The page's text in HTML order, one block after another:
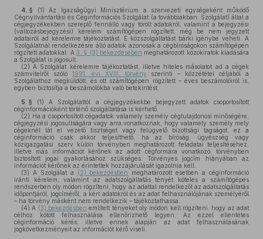
4. § (1) Az Igazságügyi Minisztérium a szervezeti egységeként működő
Cégnyilvántartási és Céginformációs Szolgálat (a továbbiakban: Szolgálat) által a
cégjegyzékekben szereplő fennálló vagy törölt adatokról, valamint a bejegyzési
(változásbejegyzési) kérelem számítógépen rögzített, még be nem jegyzett
adatairól ad kérelemre tájékoztatást. E közszolgáltatást bárki igénybe veheti. A
Szolgálatnál rendelkezésre álló adatok azonosak a cégbíróságokon számítógépen
rögzített adatokkal. A 3. § (3) bekezdésében meghatározott közokiratok kiadására
a Szolgálat is jogosult.
(2) A Szolgálat kérelemre tájékoztatást, illetve hiteles másolatot ad a cégek
számvitelről szóló 1991. évi XVIII. törvény szerinti – közzététel céljából a
Szolgálathoz megküldött, és ott számítógépen rögzített – éves beszámolóiról is,
egyben biztosítja a beszámolókba való betekintést.
5. § (1) A Szolgálattól a cégjegyzékekbe bejegyzett adatok csoportosított
céginformációként történő szolgáltatása is kérhető.
(2) Ha a csoportosított cégadatok valamely személy cégtulajdonosi minőségére,
cégjegyzési jogosultságára vagy arra vonatkoznak, hogy valamely személy mely
cégeknél lát el vezető tisztséget vagy felügyelő bizottsági tagságot, ez a
céginformáció csak akkor teljesíthető, ha az bíróság, ügyészség vagy
közigazgatási szerv külön törvényben meghatározott feladatai teljesítéséhez,
illetve más információt kérőnek az adott cégformára vonatkozó, törvényben
biztosított jogai gyakorlásához szükséges. Törvényes jogcím hiányában az
információt kérőnek az érintettek hozzájárulását igazolnia kell.
(3) A Szolgálat a (2) bekezdésben
meghatározott esetben a céginformáció
iránti kérelem, valamint az adatszolgáltatás tényét köteles a számítógépes
rendszerben oly módon rögzíteni, hogy az adattal rendelkezőt az adatszolgáltatás
időpontjáról, jogcíméről, a kért adatokról és az adat felhasználójának személyéről
– ha törvény másként nem rendelkezik – tájékoztathassa.
(4) A (3) bekezdésben említett tényeket oly módon kell rögzíteni, hogy az adat
célhoz kötött felhasználása ellenőrizhető legyen. Az ezzel ellentétes
céginformáció kérés, illetve ennek alapján az adat felhasználásának
jogkövetkezményeit az információt kérő viseli.